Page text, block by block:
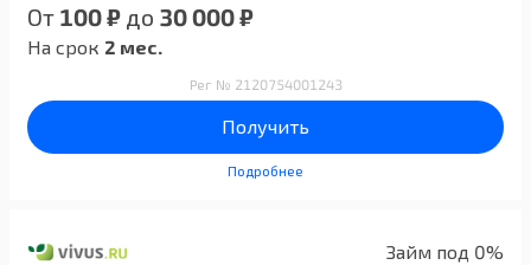
От 100 ₽ до 30 000 ₽
На срок 2 мес.
Рег № 2120754001243
Получить
Подробнее
Займ под 0%